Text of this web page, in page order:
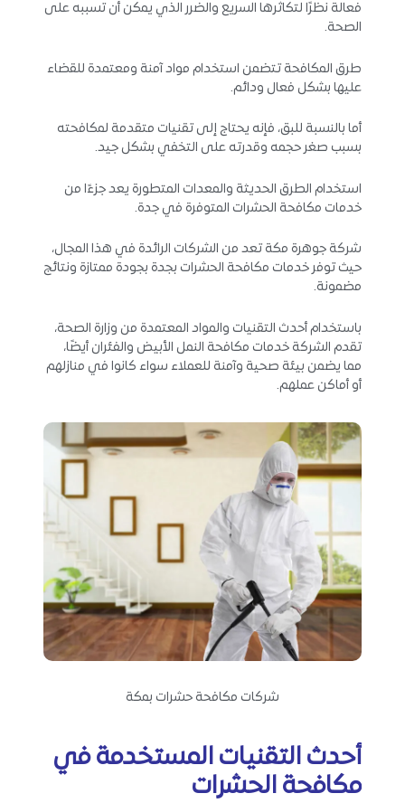
فعالة نظرًا لتكاثرها السريع والضرر الذي يمكن أن تسببه على
الصحة.
طرق المكافحة تتضمن استخدام مواد آمنة ومعتمدة للقضاء
عليها بشكل فعال ودائم.
أما بالنسبة للبق، فإنه يحتاج إلى تقنيات متقدمة لمكافحته
بسبب صغر حجمه وقدرته على التخفي بشكل جيد.
استخدام الطرق الحديثة والمعدات المتطورة يعد جزءًا من
خدمات مكافحة الحشرات المتوفرة في جدة.
شركة جوهرة مكة تعد من الشركات الرائدة في هذا المجال،
حيث توفر خدمات مكافحة الحشرات بجدة بجودة ممتازة ونتائج
مضمونة.
باستخدام أحدث التقنيات والمواد المعتمدة من وزارة الصحة،
تقدم الشركة خدمات مكافحة النمل الأبيض والفئران أيضًا،
مما يضمن بيئة صحية وآمنة للعملاء سواء كانوا في منازلهم
أو أماكن عملهم.
شركات مكافحة حشرات بمكة
أحدث التقنيات المستخدمة في
مكافحة الحشرات